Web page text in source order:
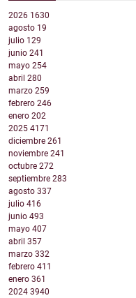
2026 1630
agosto 19
julio 129
junio 241
mayo 254
abril 280
marzo 259
febrero 246
enero 202
2025 4171
diciembre 261
noviembre 241
octubre 272
septiembre 283
agosto 337
julio 416
junio 493
mayo 407
abril 357
marzo 332
febrero 411
enero 361
2024 3940